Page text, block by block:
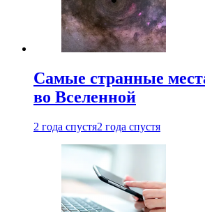
Самые странные
во Вселенной
2 года спустя2 года спустя